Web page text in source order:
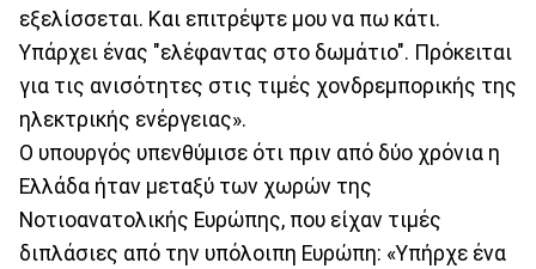
εξελίσσεται. Και επιτρέψτε μου να πω κάτι.
Υπάρχει ένας "ελέφαντας στο δωμάτιο". Πρόκειται
για τις ανισότητες στις τιμές χονδρεμπορικής της
ηλεκτρικής ενέργειας».
Ο υπουργός υπενθύμισε ότι πριν από δύο χρόνια η
Ελλάδα ήταν μεταξύ των χωρών της
Νοτιοανατολικής Ευρώπης, που είχαν τιμές
διπλάσιες από την υπόλοιπη Ευρώπη: «Υπήρχε ένα